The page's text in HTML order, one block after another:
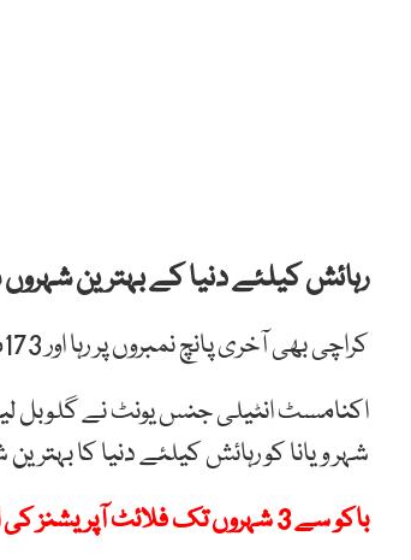
رہائش کیلئے دنیا کے بہترین
کراچی بھی آخری پانچ نمبروں پر رہا اور 173ممالک میں سے 169 واں درجہ حاصل کرسکا۔
شہر ویانا کو رہائش کیلئے دنیا کا بہترین
باکو سے 3 شہروں تک فلائٹ آپریشنز کی اجازت دینے کا فیصلہ